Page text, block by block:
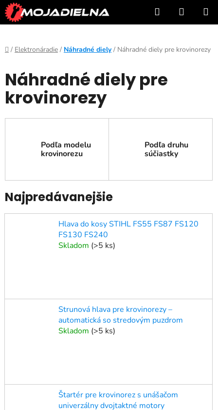
Prejsť
na
obsah
Hľadať
KOŠÍK
Domov
/ Elektronáradie / Náhradné diely / Náhradné diely pre krovinorezy
Náhradné diely pre
krovinorezy
Podľa modelu
krovinorezu
Podľa druhu
súčiastky
Najpredávanejšie
Hlava do kosy STIHL FS55 FS87 FS120
FS130 FS240
Skladom (>5 ks)
Strunová hlava pre krovinorezy –
automatická so stredovým puzdrom
Skladom (>5 ks)
Štartér pre krovinorez s unášačom
univerzálny dvojtaktné motory